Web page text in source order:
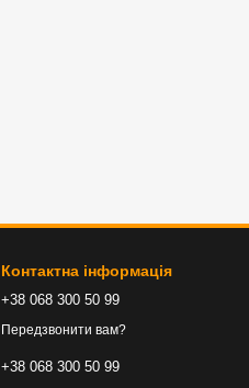
Контактна інформація
+38 068 300 50 99
Передзвонити вам?
+38 068 300 50 99